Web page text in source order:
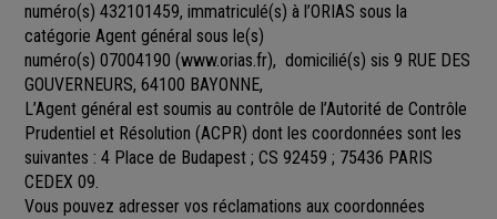
numéro(s) 432101459, immatriculé(s) à l’ORIAS sous la
catégorie Agent général sous le(s)
numéro(s) 07004190 (www.orias.fr), domicilié(s) sis 9 RUE DES
GOUVERNEURS, 64100 BAYONNE,
L’Agent général est soumis au contrôle de l’Autorité de Contrôle
Prudentiel et Résolution (ACPR) dont les coordonnées sont les
suivantes : 4 Place de Budapest ; CS 92459 ; 75436 PARIS
CEDEX 09.
Vous pouvez adresser vos réclamations aux coordonnées